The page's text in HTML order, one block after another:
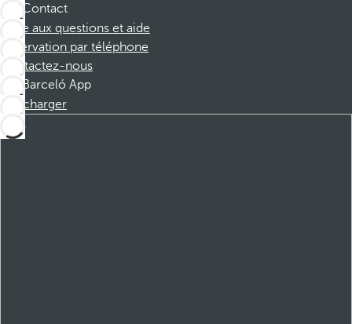
Contact
Foire aux questions et aide
Réservation par téléphone
Contactez-nous
Barceló App
Télécharger